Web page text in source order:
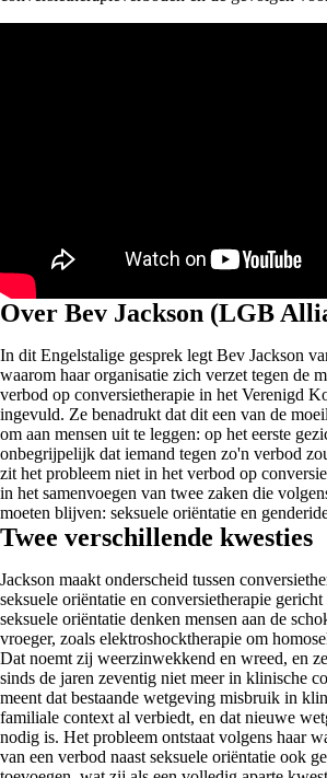
Over Bev Jackson (LGB
In dit Engelstalige gesprek legt Bev Jackson
waarom haar organisatie zich verzet tegen de
verbod op conversietherapie in het Verenigd
ingevuld. Ze benadrukt dat dit een van de
om aan mensen uit te leggen: op het eerste
onbegrijpelijk dat iemand tegen zo'n verbod
zit het probleem niet in het verbod op
in het samenvoegen van twee zaken die
moeten blijven: seksuele oriëntatie en
Twee verschillende kwesties
Jackson maakt onderscheid tussen
seksuele oriëntatie en conversietherapie
seksuele oriëntatie denken mensen aan de
vroeger, zoals elektroshocktherapie om
Dat noemt zij weerzinwekkend en wreed, en
sinds de jaren zeventig niet meer in klinische
meent dat bestaande wetgeving misbruik in
familiale context al verbiedt, en dat nieuwe
nodig is. Het probleem ontstaat volgens haar
van een verbod naast seksuele oriëntatie ook